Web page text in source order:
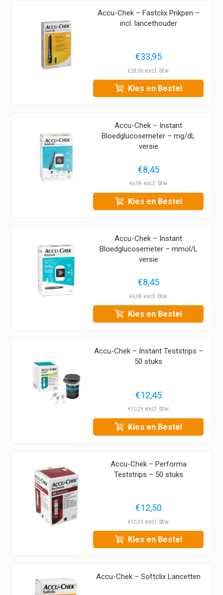
Accu-Chek – Fastclix Prikpen –
incl. lancethouder
€33,95
€28,06
Kies en Bestel
Accu-Chek – Instant
Bloedglucosemeter – mg/dL
versie
€8,45
€6,98
Kies en Bestel
Accu-Chek – Instant
Bloedglucosemeter – mmol/L
versie
€8,45
€6,98
Kies en Bestel
Accu-Chek – Instant Teststrips –
50 stuks
€12,45
€10,29
Kies en Bestel
Accu-Chek – Performa
Teststrips – 50 stuks
€12,50
€10,33
Kies en Bestel
Accu-Chek – Softclix Lancetten